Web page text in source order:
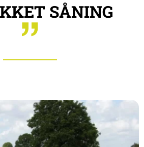
SÅNING